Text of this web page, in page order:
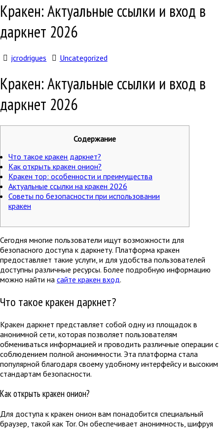
Кракен: Актуальные ссылки и вход в
даркнет 2026
jcrodrigues Uncategorized
Кракен: Актуальные ссылки и вход в
даркнет 2026
Содержание
Что такое кракен даркнет?
Как открыть кракен онион?
Кракен тор: особенности и преимущества
Актуальные ссылки на кракен 2026
Советы по безопасности при использовании
кракен
Сегодня многие пользователи ищут возможности для
безопасного доступа к даркнету. Платформа кракен
предоставляет такие услуги, и для удобства пользователей
доступны различные ресурсы. Более подробную информацию
можно найти на сайте кракен вход.
Что такое кракен даркнет?
Кракен даркнет представляет собой одну из площадок в
анонимной сети, которая позволяет пользователям
обмениваться информацией и проводить различные операции с
соблюдением полной анонимности. Эта платформа стала
популярной благодаря своему удобному интерфейсу и высоким
стандартам безопасности.
Как открыть кракен онион?
Для доступа к кракен онион вам понадобится специальный
браузер, такой как Tor. Он обеспечивает анонимность, шифруя